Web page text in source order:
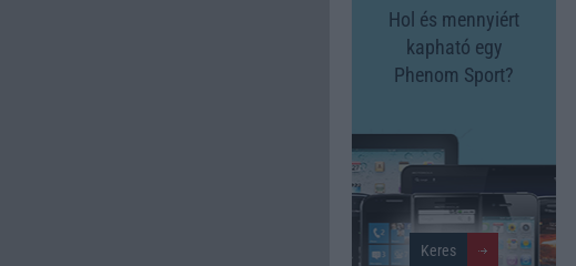
Hol és mennyiért
kapható egy
Phenom Sport?